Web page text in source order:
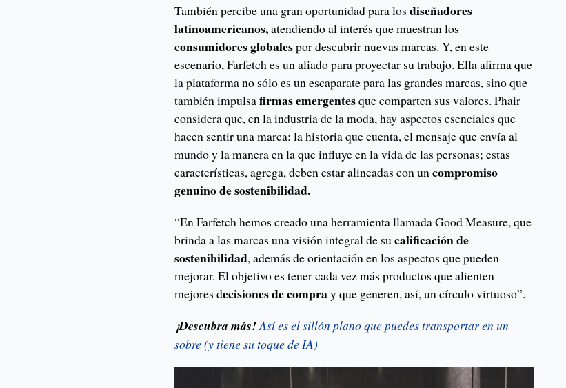
También percibe una gran oportunidad para los diseñadores
latinoamericanos,atendiendo al interés que muestran los
consumidores globalespor descubrir nuevas marcas. Y, en este
escenario, Farfetch es un aliado para proyectar su trabajo. Ella afirma que
la plataforma no sólo es un escaparate para las grandes marcas, sino que
también impulsafirmas emergentesque comparten sus valores. Phair
considera que, en la industria de la moda, hay aspectos esenciales que
hacen sentir una marca: la historia que cuenta, el mensaje que envía al
mundo y la manera en la que influye en la vida de las personas; estas
características, agrega, deben estar alineadas con uncompromiso
genuino de sostenibilidad.
“En Farfetch hemos creado una herramienta llamada Good Measure, que
brinda a las marcas una visión integral de sucalificación de
sostenibilidad, además de orientación en los aspectos que pueden
mejorar. El objetivo es tener cada vez más productos que alienten
mejores decisiones de compray que generen, así, un círculo virtuoso”.
¡Descubra más!Así es el sillón plano que puedes transportar en un
sobre (y tiene su toque de IA)